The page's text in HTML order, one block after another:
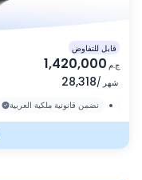
قابل للتفاوض
1,420,000 ج.م
28,318/ شهر
نضمن قانونية ملكية العربية •